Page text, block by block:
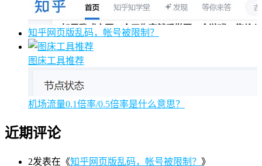
知乎网页版乱码，帐号被限制？
图床工具推荐
机场流量0.1倍率/0.5倍率是什么意思？
近期评论
2发表在《知乎网页版乱码，帐号被限制？ 》